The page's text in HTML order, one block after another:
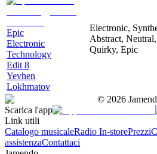
Epic
Electronic
Technology
Edit 8
Yevhen
Lokhmatov
Electronic,
Abstract, Neutral,
Quirky, Epic
© 2026
Scarica l'app
Link utili
Catalogo musicaleRadio In-storePrezzi
assistenzaContattaci